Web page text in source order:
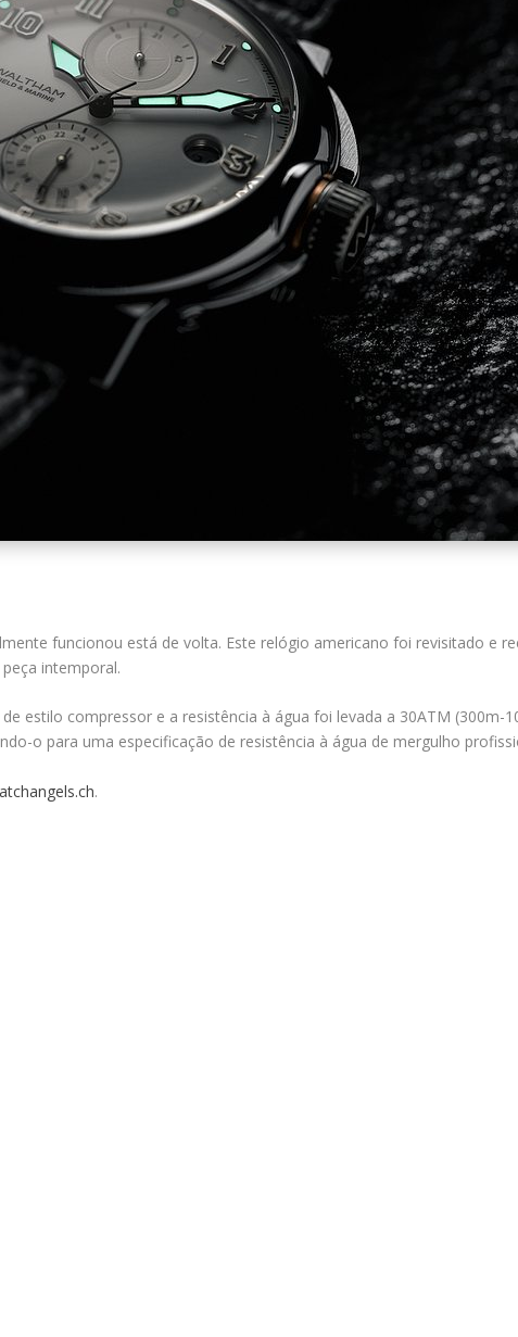
funcionou está de volta. Este relógio americano foi revisitado e
intemporal.
estilo compressor e a resistência à água foi levada a 30ATM (300m-
o para uma especificação de resistência à água de mergulho
.